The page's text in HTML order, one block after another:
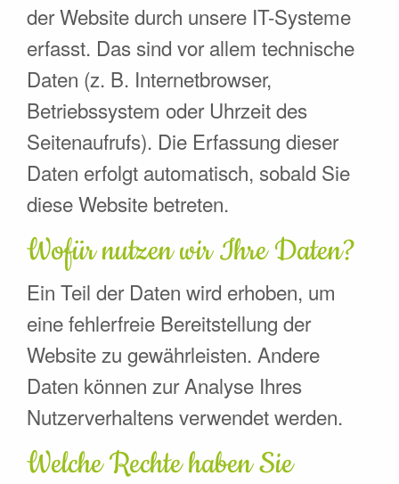
der Website durch unsere IT-Systeme
erfasst. Das sind vor allem technische
Daten (z. B. Internetbrowser,
Betriebssystem oder Uhrzeit des
Seitenaufrufs). Die Erfassung dieser
Daten erfolgt automatisch, sobald Sie
diese Website betreten.
Wofür nutzen wir Ihre Daten?
Ein Teil der Daten wird erhoben, um
eine fehlerfreie Bereitstellung der
Website zu gewährleisten. Andere
Daten können zur Analyse Ihres
Nutzerverhaltens verwendet werden.
Welche Rechte haben Sie